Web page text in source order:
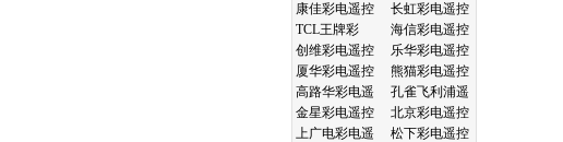
康佳彩电遥控
长虹彩电遥控
TCL王牌彩
海信彩电遥控
创维彩电遥控
乐华彩电遥控
厦华彩电遥控
熊猫彩电遥控
高路华彩电遥
孔雀飞利浦遥
金星彩电遥控
北京彩电遥控
上广电彩电遥
松下彩电遥控